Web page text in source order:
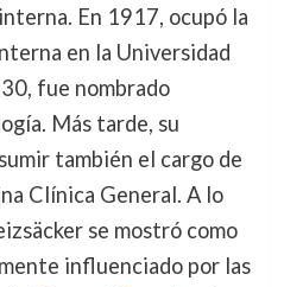
En 1917, ocupó la
en la Universidad
fue nombrado
Más tarde, su
también el cargo de
Clínica General. A lo
se mostró como
influenciado por las